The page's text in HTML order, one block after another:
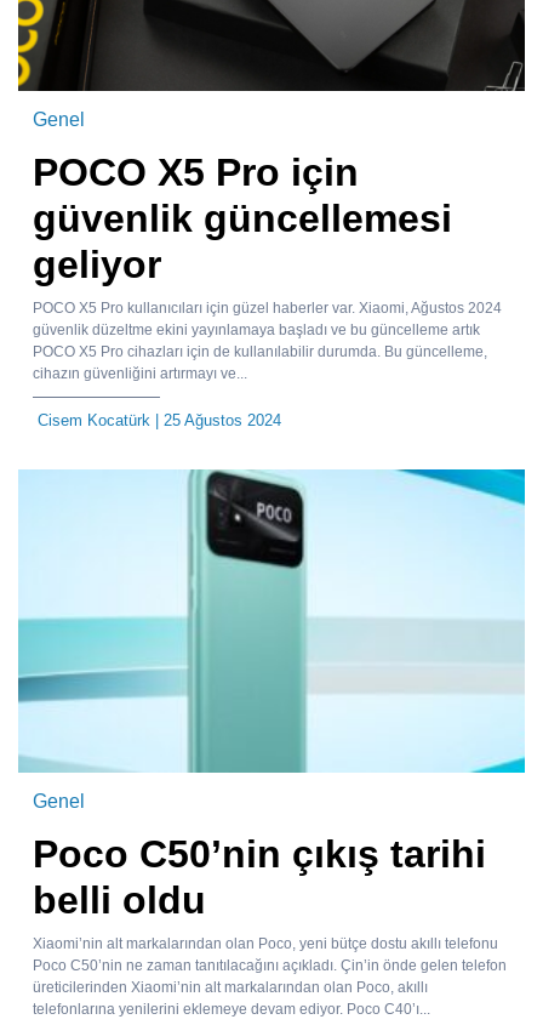
Genel
POCO X5 Pro için
güvenlik güncellemesi
geliyor
POCO X5 Pro kullanıcıları için güzel haberler var. Xiaomi, Ağustos 2024
güvenlik düzeltme ekini yayınlamaya başladı ve bu güncelleme artık
POCO X5 Pro cihazları için de kullanılabilir durumda. Bu güncelleme,
cihazın güvenliğini artırmayı ve...
Cisem Kocatürk | 25 Ağustos 2024
Genel
Poco C50’nin çıkış tarihi
belli oldu
Xiaomi’nin alt markalarından olan Poco, yeni bütçe dostu akıllı telefonu
Poco C50’nin ne zaman tanıtılacağını açıkladı. Çin’in önde gelen telefon
üreticilerinden Xiaomi’nin alt markalarından olan Poco, akıllı
telefonlarına yenilerini eklemeye devam ediyor. Poco C40’ı...